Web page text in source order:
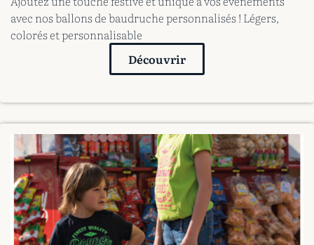
avec nos ballons de baudruche personnalisés ! Légers,
colorés et personnalisable
Découvrir